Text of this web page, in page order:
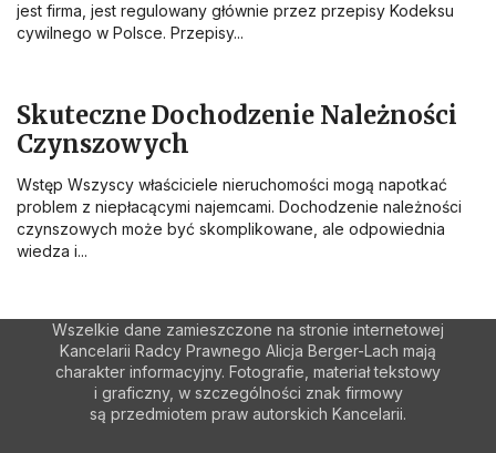
jest firma, jest regulowany głównie przez przepisy Kodeksu
cywilnego w Polsce. Przepisy...
Skuteczne Dochodzenie Należności
Czynszowych
Wstęp Wszyscy właściciele nieruchomości mogą napotkać
problem z niepłacącymi najemcami. Dochodzenie należności
czynszowych może być skomplikowane, ale odpowiednia
wiedza i...
Wszelkie dane zamieszczone na stronie internetowej
Kancelarii Radcy Prawnego Alicja Berger-Lach mają
charakter informacyjny. Fotografie, materiał tekstowy
i graficzny, w szczególności znak firmowy
są przedmiotem praw autorskich Kancelarii.